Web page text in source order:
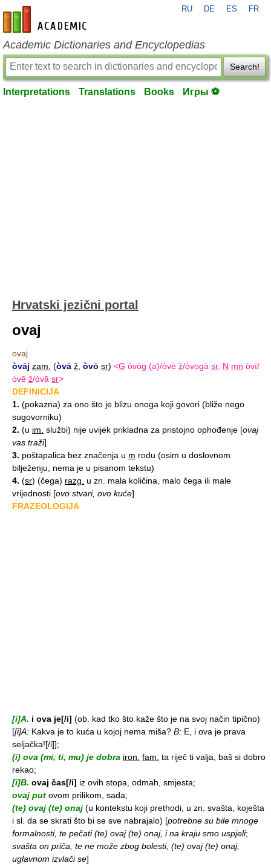
en-academic.com
RU DE ES FR
Academic Dictionaries and Encyclopedias
Search!
Interpretations Translations Books Игры ⚽
Hrvatski jezični portal
ovaj
ovaj
òvāj zam. (òvā ž òvō sr) <G òvōg (a)/òvē ž/òvogā sr, N mn òvī/
òvē ž/òvā sr>
DEFINICIJA
1. (pokazna) za ono što je blizu onoga koji govori (bliže nego
sugovorniku)
2. (u im. službi) nije uvijek prikladna za pristojno ophođenje [ovaj
vas traži]
3. poštapalica bez značenja u m rodu (osim u doslovnom
bilježenju, nema je u pisanom tekstu)
4. (sr) (čega) razg. u zn. mala količina, malo čega ili male
vrijednosti [ovo stvari, ovo kuće]
FRAZEOLOGIJA
[i]A. i ova je[/i] (ob. kad tko što kaže što je na svoj način tipično)
[[i]A: Kakva je to kuća u kojoj nema miša? B: E, i ova je prava
seljačka![/i]];
(i) ova (mi, ti, mu) je dobra iron. fam. ta riječ ti valja, baš si dobro
rekao;
[i]B. ovaj čas[/i] iz ovih stopa, odmah, smjesta;
ovaj put ovom prilikom, sada;
(te) ovaj (te) onaj (u kontekstu koji prethodi, u zn. svašta, koješta
i sl. da se skrati što bi se sve nabrajalo) [potrebne su bile mnoge
formalnosti, te pečati (te) ovaj (te) onaj, i na kraju smo uspjeli;
svašta on priča, te ne može zbog bolesti, (te) ovaj (te) onaj,
uglavnom izvlači se]